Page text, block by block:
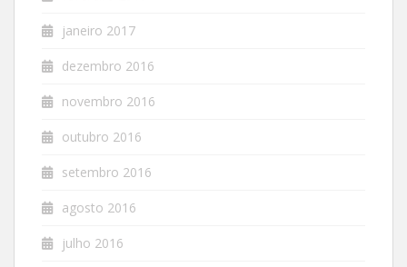
janeiro 2017
dezembro 2016
novembro 2016
outubro 2016
setembro 2016
agosto 2016
julho 2016